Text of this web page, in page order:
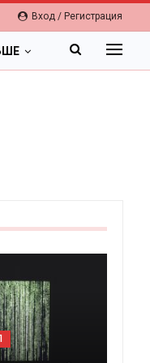
Вход / Регистрация
2026.